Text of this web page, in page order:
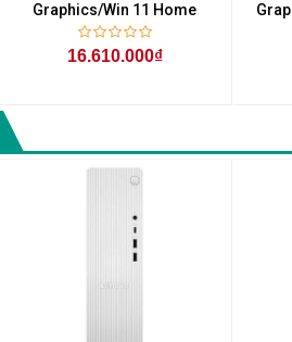
Graphics/Win 11 Home
16.610.000₫